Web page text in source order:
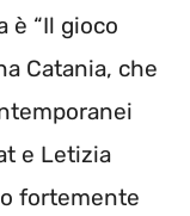
è “Il gioco
Catania, che
e Letizia
fortemente